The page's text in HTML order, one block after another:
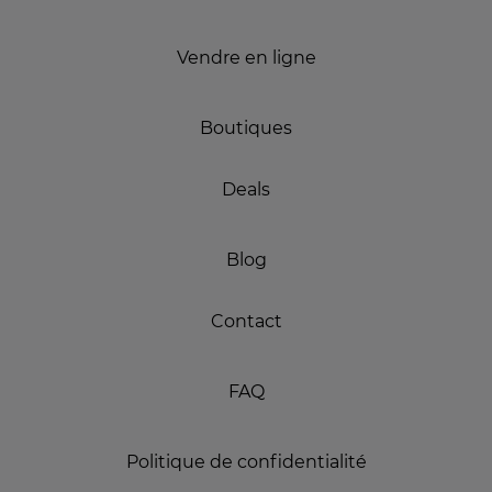
Vendre en ligne
Boutiques
Deals
Blog
Contact
FAQ
Politique de confidentialité